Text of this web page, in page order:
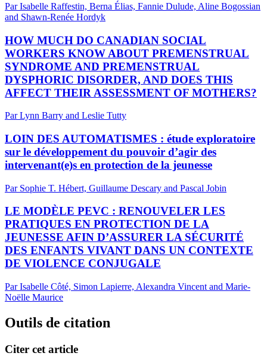
Par Isabelle Raffestin, Berna Élias, Fannie Dulude, Aline Bogossian
and Shawn-Renée Hordyk
HOW MUCH DO CANADIAN SOCIAL
WORKERS KNOW ABOUT PREMENSTRUAL
SYNDROME AND PREMENSTRUAL
DYSPHORIC DISORDER, AND DOES THIS
AFFECT THEIR ASSESSMENT OF MOTHERS?
Par Lynn Barry and Leslie Tutty
LOIN DES AUTOMATISMES : étude exploratoire
sur le développement du pouvoir d’agir des
intervenant(e)s en protection de la jeunesse
Par Sophie T. Hébert, Guillaume Descary and Pascal Jobin
LE MODÈLE PEVC : RENOUVELER LES
PRATIQUES EN PROTECTION DE LA
JEUNESSE AFIN D’ASSURER LA SÉCURITÉ
DES ENFANTS VIVANT DANS UN CONTEXTE
DE VIOLENCE CONJUGALE
Par Isabelle Côté, Simon Lapierre, Alexandra Vincent and Marie-
Noëlle Maurice
Outils de citation
Citer cet article